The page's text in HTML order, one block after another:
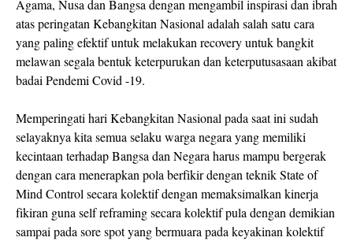
Agama, Nusa dan Bangsa dengan mengambil inspirasi dan ibrah
atas peringatan Kebangkitan Nasional adalah salah satu cara
yang paling efektif untuk melakukan recovery untuk bangkit
melawan segala bentuk keterpurukan dan keterputusasaan akibat
badai Pendemi Covid -19.
Memperingati hari Kebangkitan Nasional pada saat ini sudah
selayaknya kita semua selaku warga negara yang memiliki
kecintaan terhadap Bangsa dan Negara harus mampu bergerak
dengan cara menerapkan pola berfikir dengan teknik State of
Mind Control secara kolektif dengan memaksimalkan kinerja
fikiran guna self reframing secara kolektif pula dengan demikian
sampai pada sore spot yang bermuara pada keyakinan kolektif